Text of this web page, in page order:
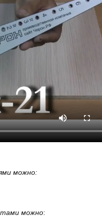
можно:
можно: